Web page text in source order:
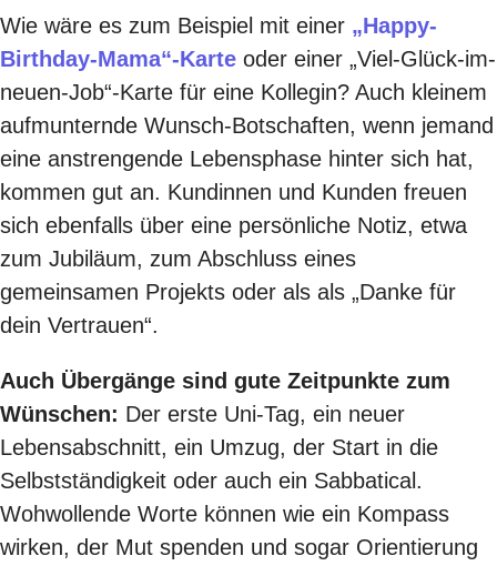
Wie wäre es zum Beispiel mit einer „Happy-
Birthday-Mama“-Karte oder einer „Viel-Glück-im-
neuen-Job“-Karte für eine Kollegin? Auch kleinem
aufmunternde Wunsch-Botschaften, wenn jemand
eine anstrengende Lebensphase hinter sich hat,
kommen gut an. Kundinnen und Kunden freuen
sich ebenfalls über eine persönliche Notiz, etwa
zum Jubiläum, zum Abschluss eines
gemeinsamen Projekts oder als als „Danke für
dein Vertrauen“.
Auch Übergänge sind gute Zeitpunkte zum
Wünschen: Der erste Uni-Tag, ein neuer
Lebensabschnitt, ein Umzug, der Start in die
Selbstständigkeit oder auch ein Sabbatical.
Wohwollende Worte können wie ein Kompass
wirken, der Mut spenden und sogar Orientierung